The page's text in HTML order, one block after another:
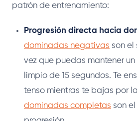
patrón de entrenamiento:
Progresión directa hacia
dominadas negativas son el
vez que puedas mantener
limpio de 15 segundos. Te
tenso mientras te bajas por
dominadas completas son